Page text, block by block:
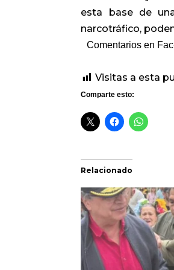
esta base de
narcotráfico,
Comentarios en
Visitas a esta
Comparte esto:
Relacionado